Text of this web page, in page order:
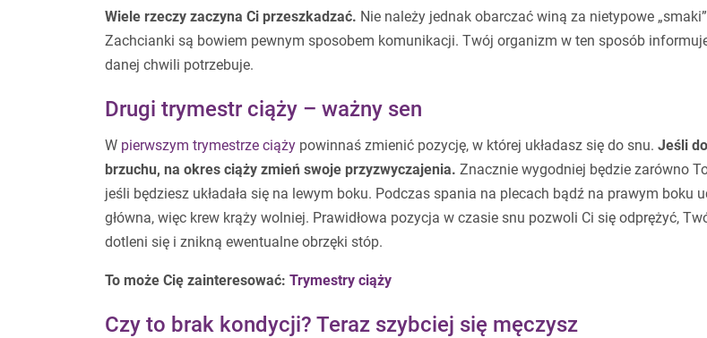
Wiele rzeczy zaczyna Ci przeszkadzać. Nie należy jednak obarczać winą za nietypowe
Zachcianki są bowiem pewnym sposobem komunikacji. Twój organizm w ten sposób
danej chwili potrzebuje.
Drugi trymestr ciąży – ważny sen
W pierwszym trymestrze ciąży powinnaś zmienić pozycję, w której układasz się do snu. Jeśli
brzuchu, na okres ciąży zmień swoje przyzwyczajenia. Znacznie wygodniej będzie zarówno
jeśli będziesz układała się na lewym boku. Podczas spania na plecach bądź na prawym boku
główna, więc krew krąży wolniej. Prawidłowa pozycja w czasie snu pozwoli Ci się odprężyć,
dotleni się i znikną ewentualne obrzęki stóp.
To może Cię zainteresować: Trymestry ciąży
Czy to brak kondycji? Teraz szybciej się męczysz